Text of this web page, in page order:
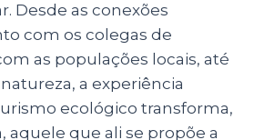
Desde as conexões
com os colegas de
as populações locais, até
a experiência
ecológico transforma,
aquele que ali se propõe a